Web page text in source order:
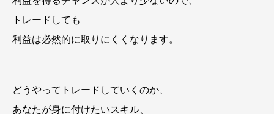
トレードしても
利益は必然的に取りにくくなります。
どうやってトレードしていくのか、
あなたが身に付けたいスキル、